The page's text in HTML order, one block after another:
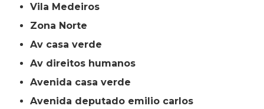
Vila Medeiros
Zona Norte
av casa verde
av direitos humanos
avenida casa verde
avenida deputado emilio carlos